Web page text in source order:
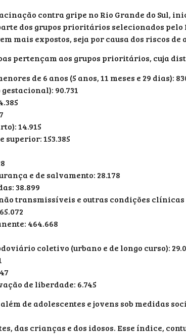
contra gripe no Rio Grande do Sul,
dos grupos prioritários selecionados
mais expostos, seja por causa dos riscos de
pertençam aos grupos prioritários, cuja
de 6 anos (5 anos, 11 meses e 29 dias):
90.731
14.915
superior: 153.385
e de salvamento: 28.178
38.899
transmissíveis e outras condições
464.668
coletivo (urbano e de longo curso):
de liberdade: 6.745
de adolescentes e jovens sob medidas
das crianças e dos idosos. Esse índice,